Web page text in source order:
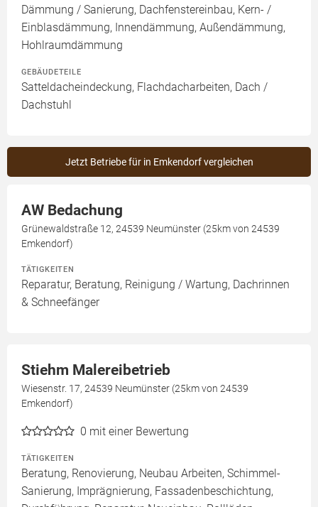
Dämmung / Sanierung, Dachfenstereinbau, Kern- /
Einblasdämmung, Innendämmung, Außendämmung,
Hohlraumdämmung
GEBÄUDETEILE
Satteldacheindeckung, Flachdacharbeiten, Dach /
Dachstuhl
Jetzt Betriebe für in Emkendorf vergleichen
AW Bedachung
Grünewaldstraße 12, 24539 Neumünster (25km von 24539
Emkendorf)
TÄTIGKEITEN
Reparatur, Beratung, Reinigung / Wartung, Dachrinnen
& Schneefänger
Stiehm Malereibetrieb
Wiesenstr. 17, 24539 Neumünster (25km von 24539
Emkendorf)
0 mit einer Bewertung
TÄTIGKEITEN
Beratung, Renovierung, Neubau Arbeiten, Schimmel-
Sanierung, Imprägnierung, Fassadenbeschichtung,